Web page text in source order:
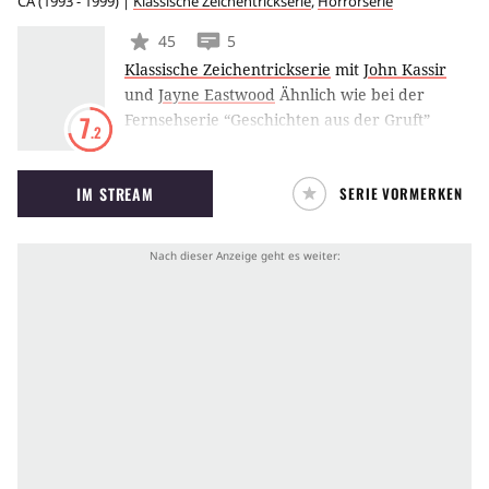
7.2
45
5
Klassische Zeichentrickserie mit John Kassir
und Jayne Eastwood Ähnlich wie bei der
Fernsehserie “Geschichten aus der Gruft”
kleine Horrorgeschichten. Allerdings sind
diese “Geschichten aus der Gruft” eher auf ein
jüngeres Publikum zugeschnitten.
IM STREAM SERIE VORMERKEN